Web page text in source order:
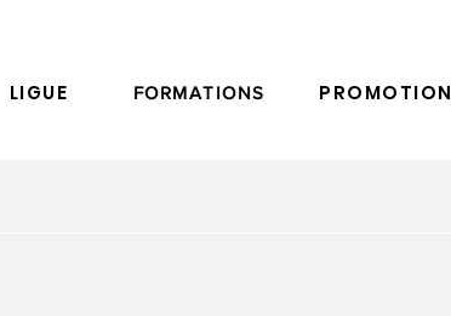
LIGUE FORMATIONS PROMOTION